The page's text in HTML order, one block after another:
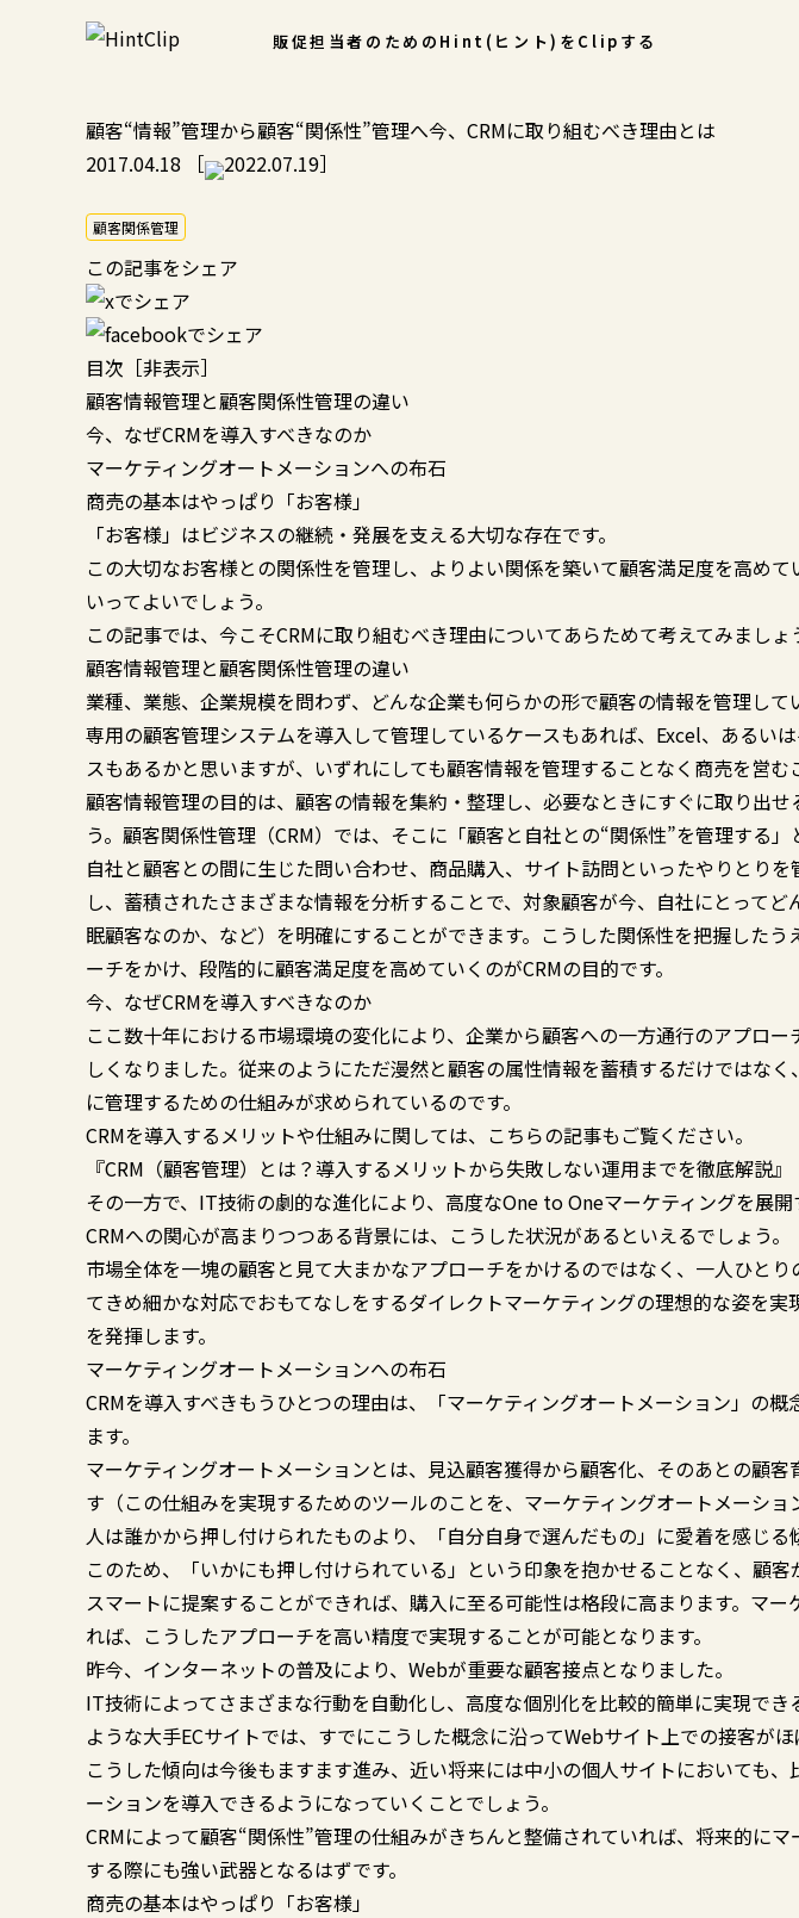
販促担当者のための Hint(ヒント)をClipする
顧客“情報”管理から顧客“関係性”管理へ――今、CRMに取り組むべき理由とは
2017.04.18
［ 2022.07.19］
顧客関係管理
この記事をシェア
目次 ［非表示］
顧客情報管理と顧客関係性管理の違い
今、なぜCRMを導入すべきなのか
マーケティングオートメーションへの布石
商売の基本はやっぱり「お客様」
「お客様」はビジネスの継続・発展を支える大切な存在です。
この大切なお客様との関係性を管理し、よりよい関係を築いて顧客満足度を高めて
いってよいでしょう。
この記事では、今こそCRMに取り組むべき理由についてあらためて考えてみましょ
顧客情報管理と顧客関係性管理の違い
業種、業態、企業規模を問わず、どんな企業も何らかの形で顧客の情報を管理して
専用の顧客管理システムを導入して管理しているケースもあれば、Excel、あるい
スもあるかと思いますが、いずれにしても顧客情報を管理することなく商売を営む
顧客情報管理の目的は、顧客の情報を集約・整理し、必要なときにすぐに取り出
う。顧客関係性管理（CRM）では、そこに「顧客と自社との“関係性”を管理する」
自社と顧客との間に生じた問い合わせ、商品購入、サイト訪問といったやりとり
し、蓄積されたさまざまな情報を分析することで、対象顧客が今、自社にとって
眠顧客なのか、など）を明確にすることができます。こうした関係性を把握した
ーチをかけ、段階的に顧客満足度を高めていくのがCRMの目的です。
今、なぜCRMを導入すべきなのか
ここ数十年における市場環境の変化により、企業から顧客への一方通行のアプロ
しくなりました。従来のようにただ漫然と顧客の属性情報を蓄積するだけではな
に管理するための仕組みが求められているのです。
CRMを導入するメリットや仕組みに関しては、こちらの記事もご覧ください。
『CRM（顧客管理）とは？導入するメリットから失敗しない運用までを徹底解説』
その一方で、IT技術の劇的な進化により、高度なOne to Oneマーケティングを展開
CRMへの関心が高まりつつある背景には、こうした状況があるといえるでしょう。
市場全体を一塊の顧客と見て大まかなアプローチをかけるのではなく、一人ひと
てきめ細かな対応でおもてなしをする――ダイレクトマーケティングの理想的な姿を
を発揮します。
マーケティングオートメーションへの布石
CRMを導入すべきもうひとつの理由は、「マーケティングオートメーション」の
ます。
マーケティングオートメーションとは、見込顧客獲得から顧客化、そのあとの顧
す（この仕組みを実現するためのツールのことを、マーケティングオートメーショ
人は誰かから押し付けられたものより、「自分自身で選んだもの」に愛着を感じる
このため、「いかにも押し付けられている」という印象を抱かせることなく、顧
スマートに提案することができれば、購入に至る可能性は格段に高まります。マ
れば、こうしたアプローチを高い精度で実現することが可能となります。
昨今、インターネットの普及により、Webが重要な顧客接点となりました。
IT技術によってさまざまな行動を自動化し、高度な個別化を比較的簡単に実現で
ような大手ECサイトでは、すでにこうした概念に沿ってWebサイト上での接客がほ
こうした傾向は今後もますます進み、近い将来には中小の個人サイトにおいても
ーションを導入できるようになっていくことでしょう。
CRMによって顧客“関係性”管理の仕組みがきちんと整備されていれば、将来的に
する際にも強い武器となるはずです。
商売の基本はやっぱり「お客様」